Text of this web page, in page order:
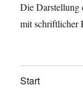
Die Darstellung
mit schriftlicher
Start